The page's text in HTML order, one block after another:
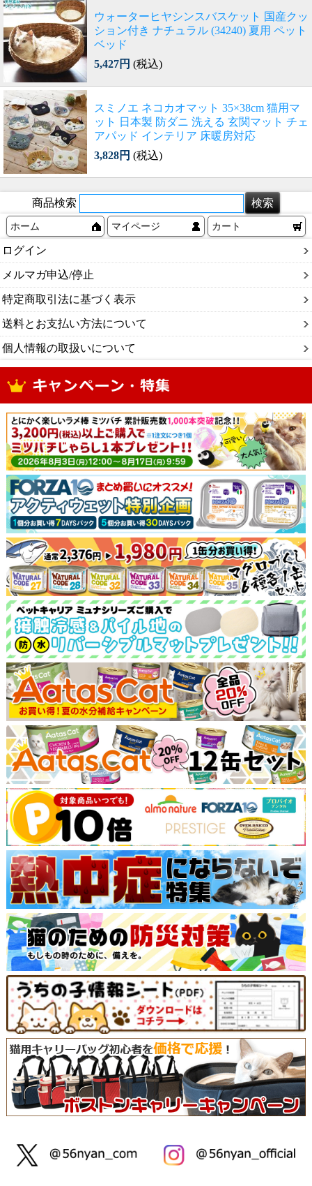
ウォーターヒヤシンスバスケット 国産クッ
ション付き ナチュラル (34240) 夏用 ペット
ベッド
5,427円 (税込)
スミノエ ネコカオマット 35×38cm 猫用マ
ット 日本製 防ダニ 洗える 玄関マット チェ
アパッド インテリア 床暖房対応
3,828円 (税込)
商品検索
ホーム マイページ カート
ログイン
メルマガ申込/停止
特定商取引法に基づく表示
送料とお支払い方法について
個人情報の取扱いについて